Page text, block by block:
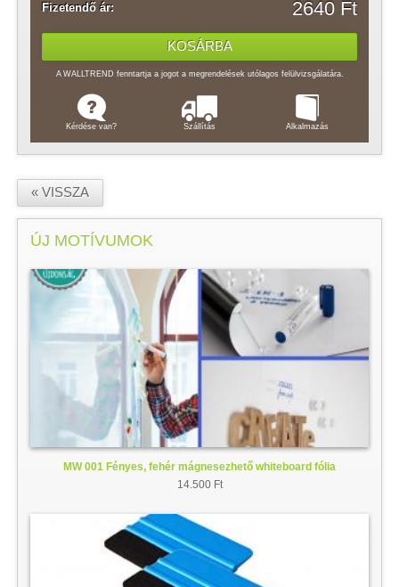
Fizetendő ár: 2640 Ft
A WALLTREND fenntartja a jogot a megrendelések utólagos felülvizsgálatára.
Kérdése van? Szállítás Alkalmazás
« VISSZA
ÚJ MOTÍVUMOK
MW 001 Fényes, fehér mágnesezhető whiteboard fólia
14.500 Ft